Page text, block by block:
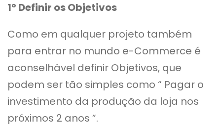
1º Definir os Objetivos
Como em qualquer projeto também
para entrar no mundo e-Commerce é
aconselhável definir Objetivos, que
podem ser tão simples como “ Pagar o
investimento da produção da loja nos
próximos 2 anos ”.